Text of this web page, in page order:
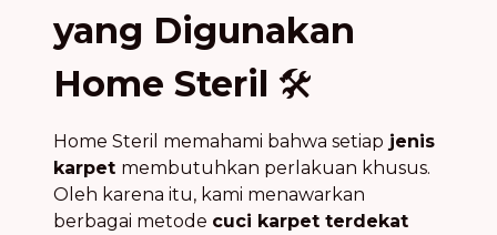
yang Digunakan
Home Steril 🛠️
Home Steril memahami bahwa setiap jenis
karpet membutuhkan perlakuan khusus.
Oleh karena itu, kami menawarkan
berbagai metode cuci karpet terdekat